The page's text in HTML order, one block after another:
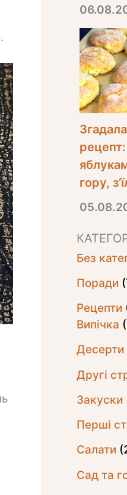
гору,
Без
Поради
Рецепти
Випічка
Десерти
Другі
Закуски
Перші
Салати
Сад та